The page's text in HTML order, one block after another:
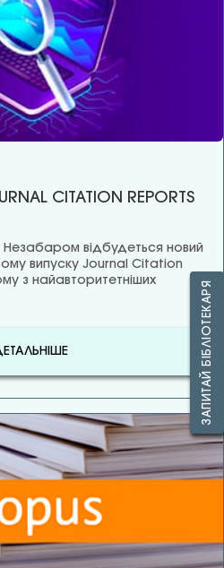
CITATION REPORTS
Незабаром відбудеться новий
випуску Journal Citation
з найавторитетніших
ЗАПИТАЙ БІБЛІОТЕКАРЯ